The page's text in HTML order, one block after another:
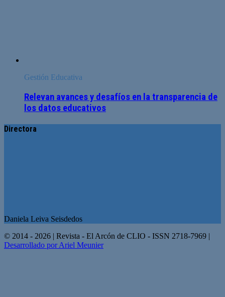
Gestión Educativa
Relevan avances y desafíos en la transparencia de
los datos educativos
Directora
Daniela Leiva Seisdedos
© 2014 - 2026 | Revista - El Arcón de CLIO - ISSN 2718-7969 |
Desarrollado por Ariel Meunier